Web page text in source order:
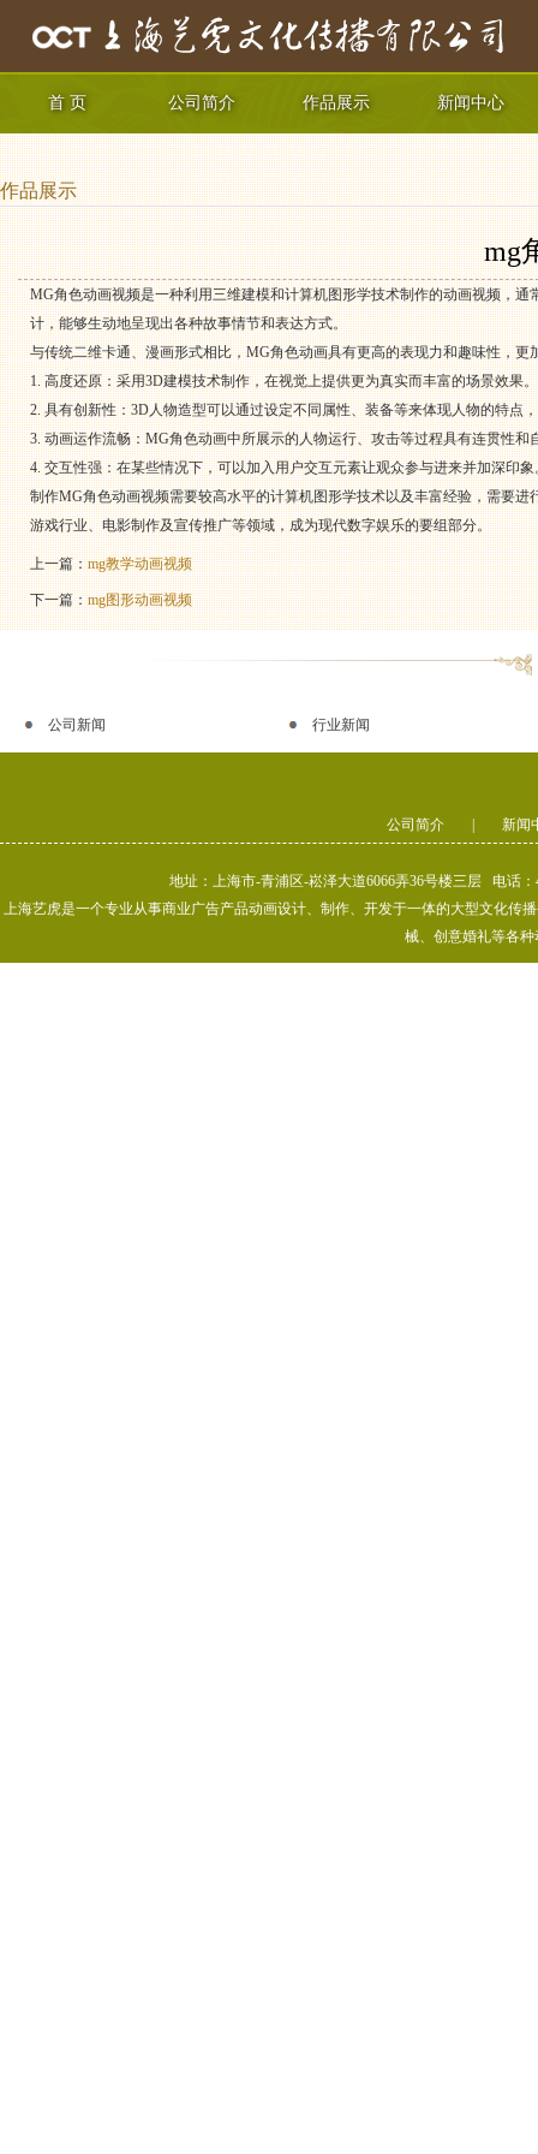
首 页 公司简介 作品展示 新闻中心
作品展示
mg
MG角色动画视频是一种利用三维建模和计算机图形学技术制作的动画视频，
计，能够生动地呈现出各种故事情节和表达方式。
与传统二维卡通、漫画形式相比，MG角色动画具有更高的表现力和趣味性，
1. 高度还原：采用3D建模技术制作，在视觉上提供更为真实而丰富的场景效果。
2. 具有创新性：3D人物造型可以通过设定不同属性、装备等来体现人物的特点
3. 动画运作流畅：MG角色动画中所展示的人物运行、攻击等过程具有连贯性和
4. 交互性强：在某些情况下，可以加入用户交互元素让观众参与进来并加深印象
制作MG角色动画视频需要较高水平的计算机图形学技术以及丰富经验，需要
游戏行业、电影制作及宣传推广等领域，成为现代数字娱乐的要组部分。
上一篇：mg教学动画视频
下一篇：mg图形动画视频
公司新闻 行业新闻
公司简介 新闻
地址：上海市-青浦区-崧泽大道6066弄36号楼三层 电话
上海艺虎是一个专业从事商业广告产品动画设计、制作、开发于一体的大型文化传
械、创意婚礼等各